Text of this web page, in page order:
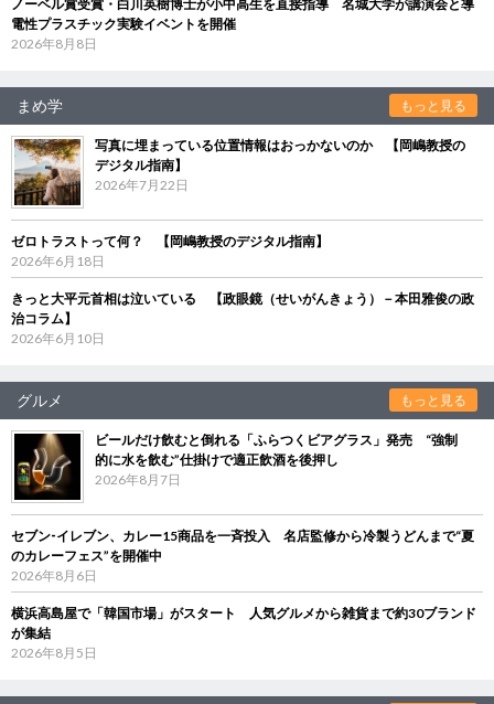
ノーベル賞受賞・白川英樹博士が小中高生を直接指導 名城大学が講演会と導
電性プラスチック実験イベントを開催
2026年8月8日
まめ学 もっと見る
写真に埋まっている位置情報はおっかないのか 【岡嶋教授の
デジタル指南】
2026年7月22日
ゼロトラストって何？ 【岡嶋教授のデジタル指南】
2026年6月18日
きっと大平元首相は泣いている 【政眼鏡（せいがんきょう）－本田雅俊の政
治コラム】
2026年6月10日
グルメ もっと見る
ビールだけ飲むと倒れる「ふらつくビアグラス」発売 “強制
的に水を飲む”仕掛けで適正飲酒を後押し
2026年8月7日
セブン‐イレブン、カレー15商品を一斉投入 名店監修から冷製うどんまで“夏
のカレーフェス”を開催中
2026年8月6日
横浜高島屋で「韓国市場」がスタート 人気グルメから雑貨まで約30ブランド
が集結
2026年8月5日